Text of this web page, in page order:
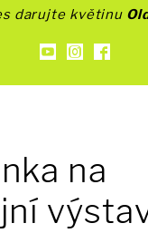
darujte květinu
na